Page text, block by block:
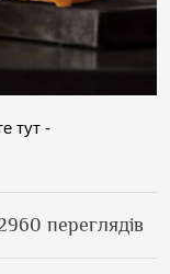
переглядів